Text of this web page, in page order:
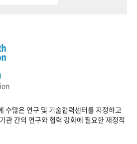
수많은 연구 및 기술협력센터를 지정하고
관 간의 연구와 협력 강화에 필요한 재정적